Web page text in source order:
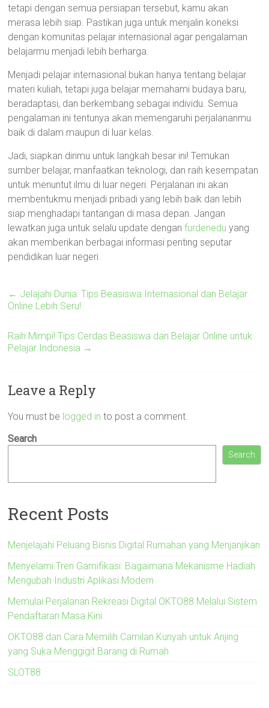
tetapi dengan semua persiapan tersebut, kamu akan
merasa lebih siap. Pastikan juga untuk menjalin koneksi
dengan komunitas pelajar internasional agar pengalaman
belajarmu menjadi lebih berharga.
Menjadi pelajar internasional bukan hanya tentang belajar
materi kuliah, tetapi juga belajar memahami budaya baru,
beradaptasi, dan berkembang sebagai individu. Semua
pengalaman ini tentunya akan memengaruhi perjalananmu
baik di dalam maupun di luar kelas.
Jadi, siapkan dirimu untuk langkah besar ini! Temukan
sumber belajar, manfaatkan teknologi, dan raih kesempatan
untuk menuntut ilmu di luar negeri. Perjalanan ini akan
membentukmu menjadi pribadi yang lebih baik dan lebih
siap menghadapi tantangan di masa depan. Jangan
lewatkan juga untuk selalu update denganfurdenedu yang
akan memberikan berbagai informasi penting seputar
pendidikan luar negeri.
← Jelajahi Dunia: Tips Beasiswa Internasional dan Belajar
Online Lebih Seru!
Raih Mimpi! Tips Cerdas Beasiswa dan Belajar Online untuk
Pelajar Indonesia →
Leave a Reply
You must be logged in to post a comment.
Search
Search
Recent Posts
Menjelajahi Peluang Bisnis Digital Rumahan yang Menjanjikan
Menyelami Tren Gamifikasi: Bagaimana Mekanisme Hadiah
Mengubah Industri Aplikasi Modern
Memulai Perjalanan Rekreasi Digital OKTO88 Melalui Sistem
Pendaftaran Masa Kini
OKTO88 dan Cara Memilih Camilan Kunyah untuk Anjing
yang Suka Menggigit Barang di Rumah
SLOT88